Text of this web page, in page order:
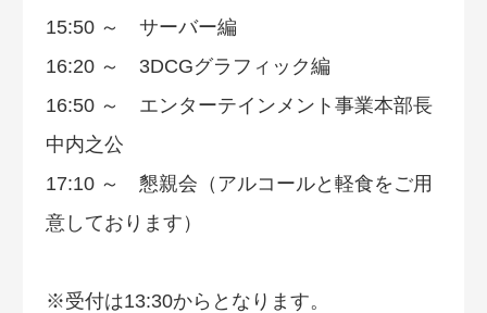
15:50 ～ サーバー編
16:20 ～ 3DCGグラフィック編
16:50 ～ エンターテインメント事業本部長
中内之公
17:10 ～ 懇親会（アルコールと軽食をご用
意しております）
※受付は13:30からとなります。